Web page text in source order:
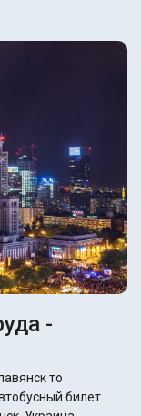
-
то
билет.